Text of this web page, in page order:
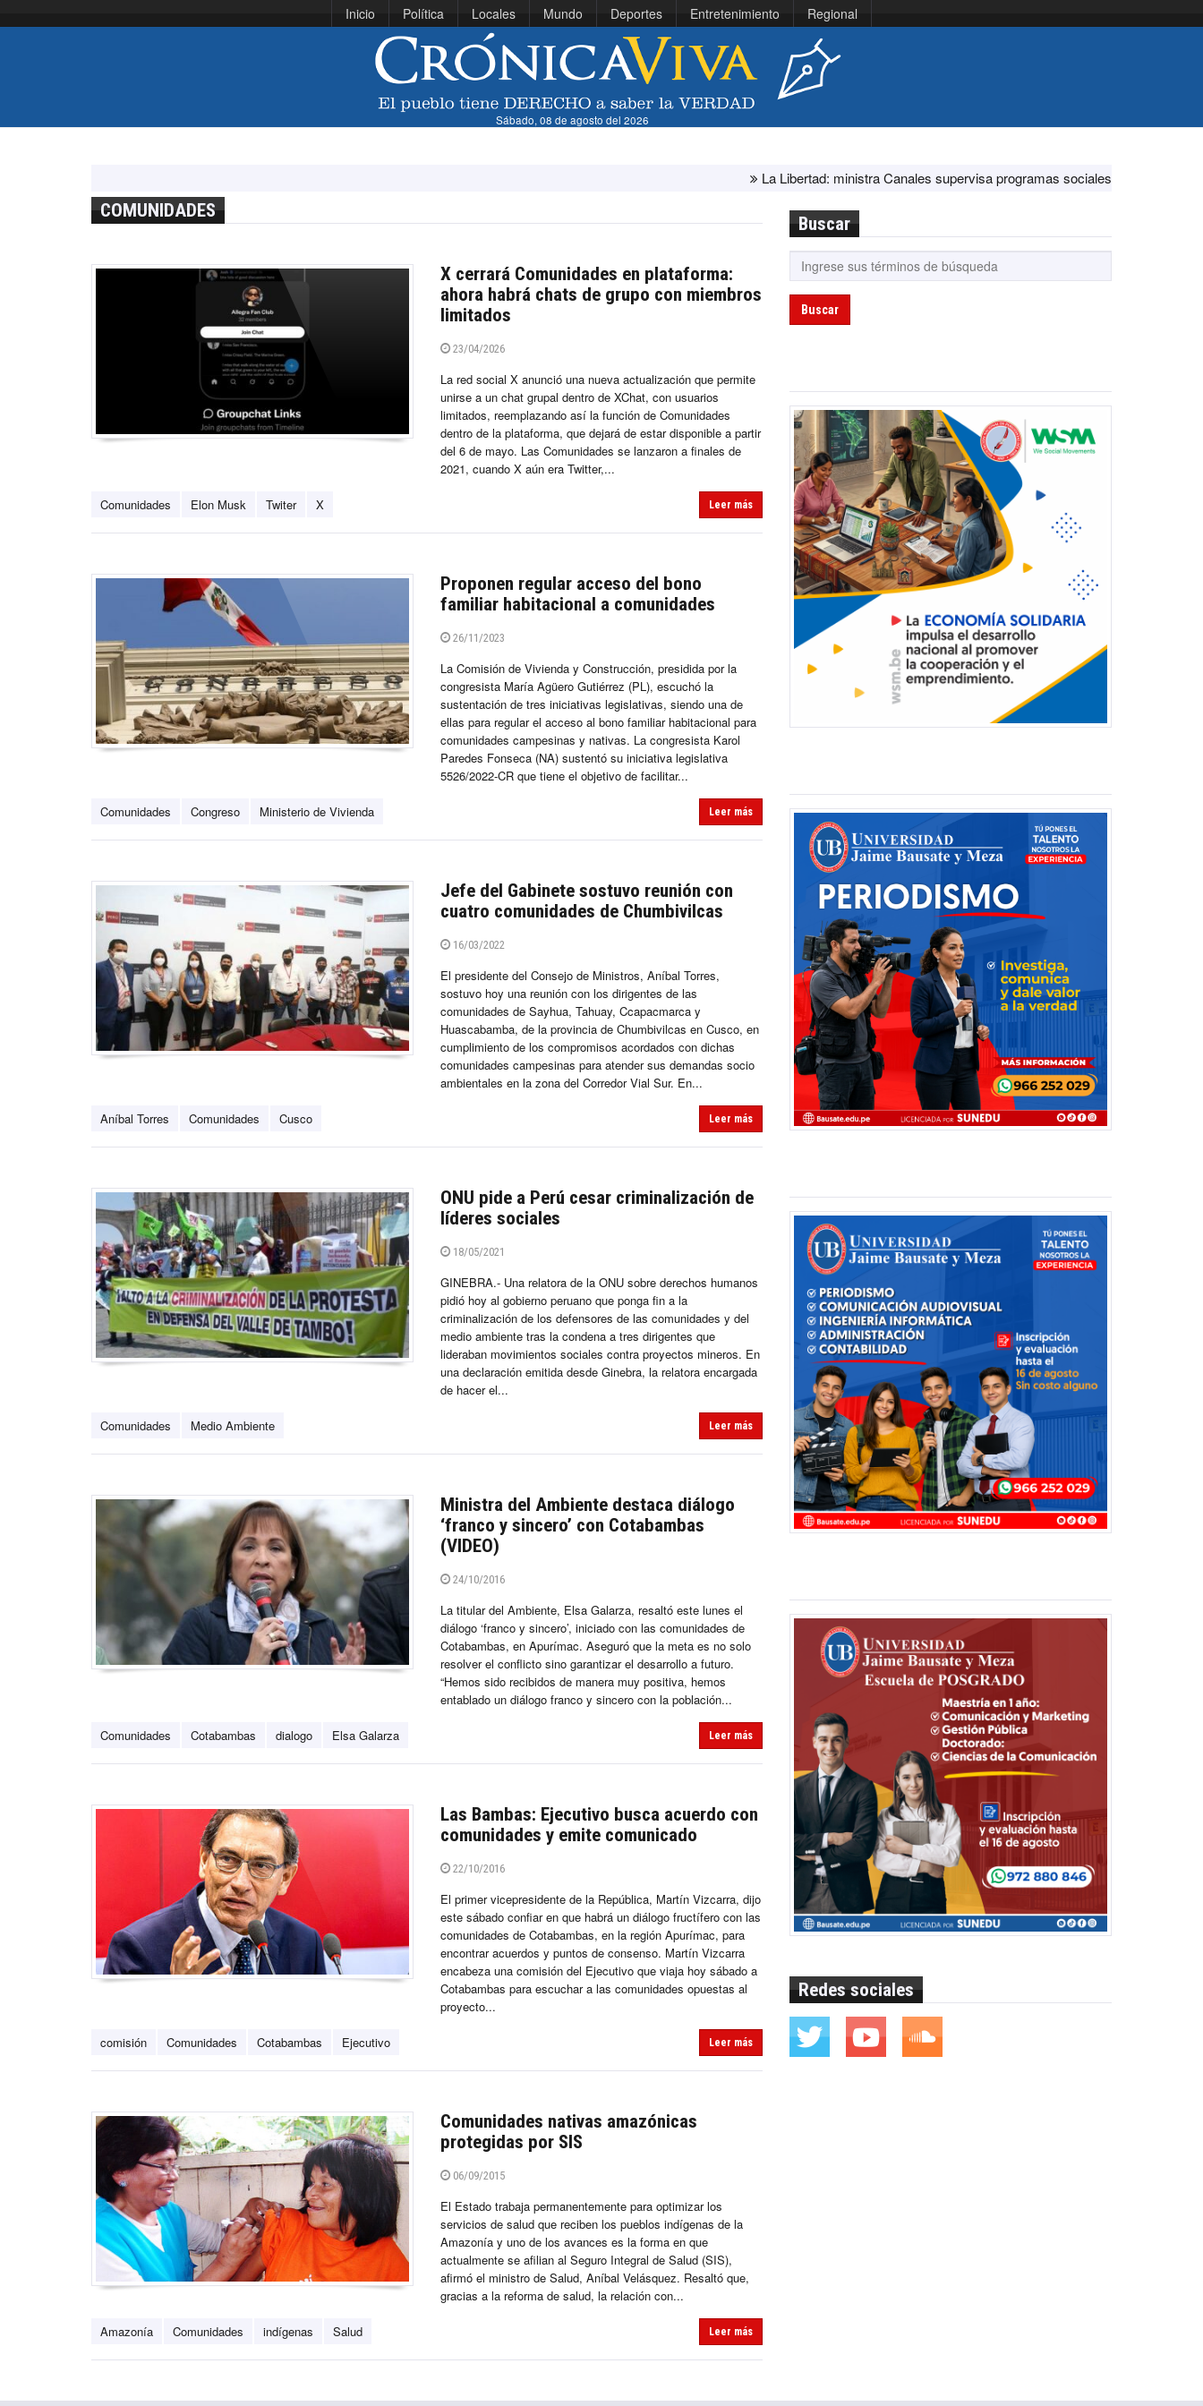
Inicio Política Locales Mundo Deportes Entretenimiento Regional
Sábado, 08 de agosto del 2026
La Libertad: ministra Canales supervisa programas sociales y acciones ante El Niño
COMUNIDADES
X cerrará Comunidades en plataforma:
ahora habrá chats de grupo con miembros
limitados
23/04/2026
La red social X anunció una nueva actualización que permite
unirse a un chat grupal dentro de XChat, con usuarios
limitados, reemplazando así la función de Comunidades
dentro de la plataforma, que dejará de estar disponible a partir
del 6 de mayo. Las Comunidades se lanzaron a finales de
2021, cuando X aún era Twitter,...
Comunidades Elon Musk Twiter X Leer más
Proponen regular acceso del bono
familiar habitacional a comunidades
26/11/2023
La Comisión de Vivienda y Construcción, presidida por la
congresista María Agüero Gutiérrez (PL), escuchó la
sustentación de tres iniciativas legislativas, siendo una de
ellas para regular el acceso al bono familiar habitacional para
comunidades campesinas y nativas. La congresista Karol
Paredes Fonseca (NA) sustentó su iniciativa legislativa
5526/2022-CR que tiene el objetivo de facilitar...
Comunidades Congreso Ministerio de Vivienda Leer más
Jefe del Gabinete sostuvo reunión con
cuatro comunidades de Chumbivilcas
16/03/2022
El presidente del Consejo de Ministros, Aníbal Torres,
sostuvo hoy una reunión con los dirigentes de las
comunidades de Sayhua, Tahuay, Ccapacmarca y
Huascabamba, de la provincia de Chumbivilcas en Cusco, en
cumplimiento de los compromisos acordados con dichas
comunidades campesinas para atender sus demandas socio
ambientales en la zona del Corredor Vial Sur. En...
Aníbal Torres Comunidades Cusco Leer más
ONU pide a Perú cesar criminalización de
líderes sociales
18/05/2021
GINEBRA.- Una relatora de la ONU sobre derechos humanos
pidió hoy al gobierno peruano que ponga fin a la
criminalización de los defensores de las comunidades y del
medio ambiente tras la condena a tres dirigentes que
lideraban movimientos sociales contra proyectos mineros. En
una declaración emitida desde Ginebra, la relatora encargada
de hacer el...
Comunidades Medio Ambiente Leer más
Ministra del Ambiente destaca diálogo
‘franco y sincero’ con Cotabambas
(VIDEO)
24/10/2016
La titular del Ambiente, Elsa Galarza, resaltó este lunes el
diálogo ‘franco y sincero’, iniciado con las comunidades de
Cotabambas, en Apurímac. Aseguró que la meta es no solo
resolver el conflicto sino garantizar el desarrollo a futuro.
“Hemos sido recibidos de manera muy positiva, hemos
entablado un diálogo franco y sincero con la población...
Comunidades Cotabambas dialogo Elsa Galarza Leer más
Las Bambas: Ejecutivo busca acuerdo con
comunidades y emite comunicado
22/10/2016
El primer vicepresidente de la República, Martín Vizcarra, dijo
este sábado confiar en que habrá un diálogo fructífero con las
comunidades de Cotabambas, en la región Apurímac, para
encontrar acuerdos y puntos de consenso. Martín Vizcarra
encabeza una comisión del Ejecutivo que viaja hoy sábado a
Cotabambas para escuchar a las comunidades opuestas al
proyecto...
comisión Comunidades Cotabambas Ejecutivo Leer más
Comunidades nativas amazónicas
protegidas por SIS
06/09/2015
El Estado trabaja permanentemente para optimizar los
servicios de salud que reciben los pueblos indígenas de la
Amazonía y uno de los avances es la forma en que
actualmente se afilian al Seguro Integral de Salud (SIS),
afirmó el ministro de Salud, Aníbal Velásquez. Resaltó que,
gracias a la reforma de salud, la relación con...
Amazonía Comunidades indígenas Salud Leer más
Buscar
Buscar
Redes sociales